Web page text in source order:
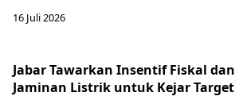
16 Juli 2026
Jabar Tawarkan Insentif Fiskal dan
Jaminan Listrik untuk Kejar Target